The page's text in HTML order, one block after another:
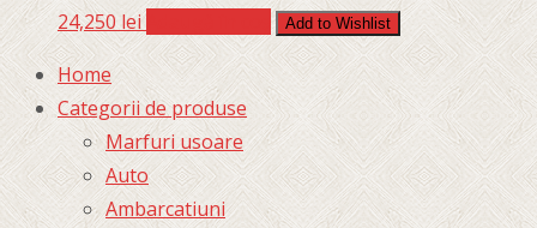
24,250 lei Add to Wishlist
Home
Categorii de produse
Marfuri usoare
Auto
Ambarcatiuni